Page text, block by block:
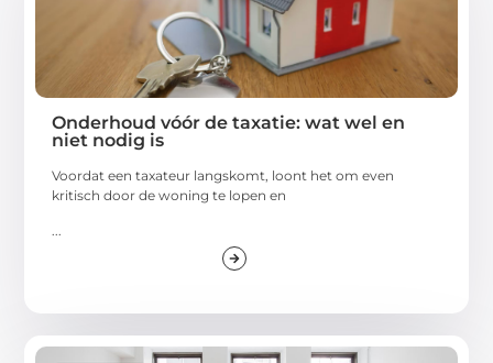
Onderhoud vóór de taxatie: wat wel en
niet nodig is
Voordat een taxateur langskomt, loont het om even
kritisch door de woning te lopen en
...